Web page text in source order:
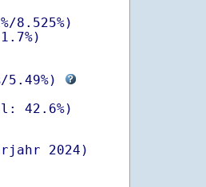
8.525%)
/5.49%)
2024)